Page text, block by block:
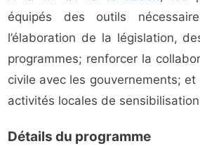
équipés des outils
l’élaboration de la législation,
programmes; renforcer la
civile avec les gouvernements; et
activités locales de
Détails du programme